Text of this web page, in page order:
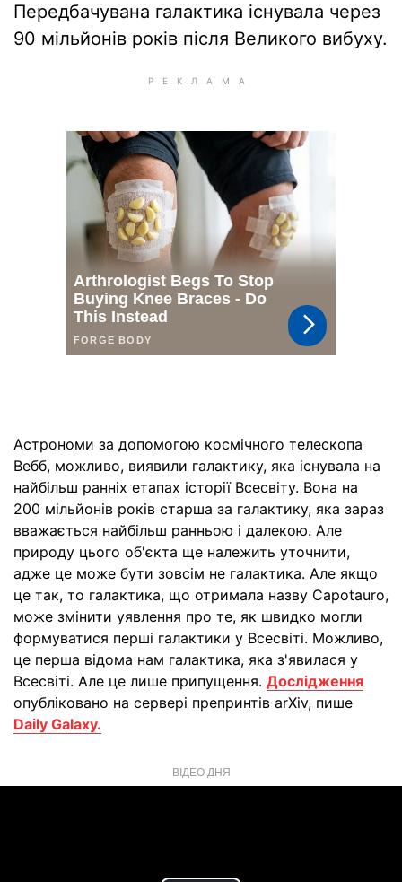
Передбачувана галактика існувала через
90 мільйонів років після Великого вибуху.
Астрономи за допомогою космічного телескопа
Вебб, можливо, виявили галактику, яка існувала на
найбільш ранніх етапах історії Всесвіту. Вона на
200 мільйонів років старша за галактику, яка зараз
вважається найбільш ранньою і далекою. Але
природу цього об'єкта ще належить уточнити,
адже це може бути зовсім не галактика. Але якщо
це так, то галактика, що отримала назву Capotauro,
може змінити уявлення про те, як швидко могли
формуватися перші галактики у Всесвіті. Можливо,
це перша відома нам галактика, яка з'явилася у
Всесвіті. Але це лише припущення. Дослідження
опубліковано на сервері препринтів arXiv, пише
Daily Galaxy.
ВІДЕО ДНЯ